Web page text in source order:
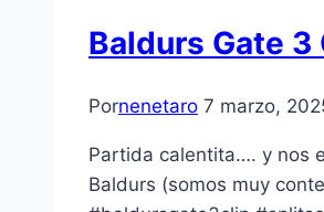
Baldurs Gate 3
Pornenetaro 7 marzo,
Partida calentita…. y nos
Baldurs (somos muy